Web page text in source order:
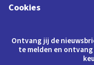
Cookies
Ontvang jij de
te melden en